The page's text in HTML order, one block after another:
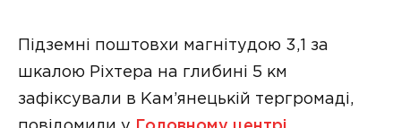
Підземні поштовхи магнітудою 3,1 за
шкалою Ріхтера на глибині 5 км
зафіксували в Кам’янецькій тергромаді,